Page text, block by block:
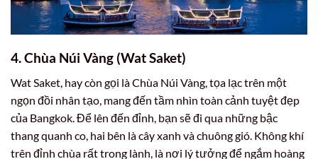
4. Chùa Núi Vàng (Wat Saket)
Wat Saket, hay còn gọi là Chùa Núi Vàng, tọa lạc trên một
ngọn đồi nhân tạo, mang đến tầm nhìn toàn cảnh tuyệt đẹp
của Bangkok. Để lên đến đỉnh, bạn sẽ đi qua những bậc
thang quanh co, hai bên là cây xanh và chuông gió. Không khí
trên đỉnh chùa rất trong lành, là nơi lý tưởng để ngắm hoàng